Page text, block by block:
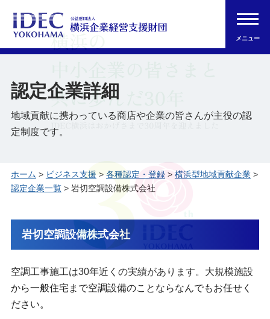
メニュー
認定企業詳細
地域貢献に携わっている商店や企業の皆さんが主役の認
定制度です。
ホーム > ビジネス支援 > 各種認定・登録> 横浜型地域貢献企業>
認定企業一覧> 岩切空調設備株式会社
岩切空調設備株式会社
空調工事施工は30年近くの実績があります。大規模施設
から一般住宅まで空調設備のことならなんでもお任せく
ださい。